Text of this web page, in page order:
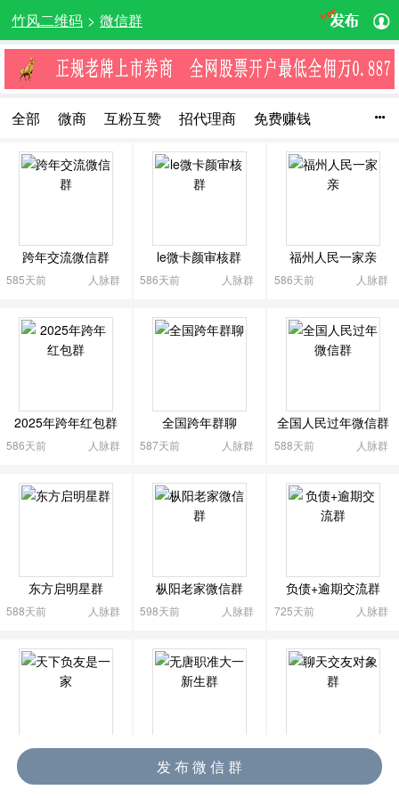
竹风二维码 > 微信群
全部 微商 互粉互赞 招代理商
免费赚钱
创业群
代理品牌 技术开发 营销推广
萌宠
购物
汽车
网红直播
物品转让 驴友群 车友群
吃喝玩乐
文化交流
影视娱乐 爱音乐 动漫卡通
生活服务
艺术及收藏
棋牌娱乐 兴趣爱好
股票交流群

跨年交流微信群
585天前 人脉群
le微卡颜审核群
586天前 人脉群
福州人民一家亲
586天前 人脉群
2025年跨年红包群
586天前 人脉群
全国跨年群聊
587天前 人脉群
全国人民过年微信群
588天前 人脉群
东方启明星群
588天前 人脉群
枞阳老家微信群
598天前 人脉群
负债+逾期交流群
725天前 人脉群
天下负友是一家
725天前
无唐职准大一新生群
744天前 人脉群
聊天交友对象群
人脉群
发 布 微 信 群